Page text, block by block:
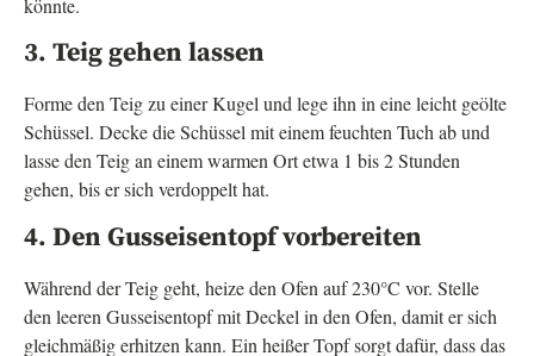
könnte.
3. Teig gehen lassen
Forme den Teig zu einer Kugel und lege ihn in eine leicht geölte
Schüssel. Decke die Schüssel mit einem feuchten Tuch ab und
lasse den Teig an einem warmen Ort etwa 1 bis 2 Stunden
gehen, bis er sich verdoppelt hat.
4. Den Gusseisentopf vorbereiten
Während der Teig geht, heize den Ofen auf 230°C vor. Stelle
den leeren Gusseisentopf mit Deckel in den Ofen, damit er sich
gleichmäßig erhitzen kann. Ein heißer Topf sorgt dafür, dass das